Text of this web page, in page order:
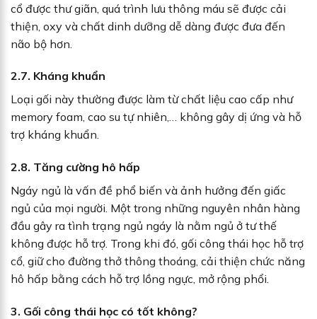
cổ được thư giãn, quá trình lưu thông máu sẽ được cải
thiện, oxy và chất dinh dưỡng dễ dàng được đưa đến
não bộ hơn.
2.7. Kháng khuẩn
Loại gối này thường được làm từ chất liệu cao cấp như
memory foam, cao su tự nhiên,… không gây dị ứng và hỗ
trợ kháng khuẩn.
2.8. Tăng cường hô hấp
Ngáy ngủ là vấn đề phổ biến và ảnh hưởng đến giấc
ngủ của mọi người. Một trong những nguyên nhân hàng
đầu gây ra tình trạng ngủ ngáy là nằm ngủ ở tư thế
không được hỗ trợ. Trong khi đó, gối công thái học hỗ trợ
cổ, giữ cho đường thở thông thoáng, cải thiện chức năng
hô hấp bằng cách hỗ trợ lồng ngực, mở rộng phổi.
3. Gối công thái học có tốt không?